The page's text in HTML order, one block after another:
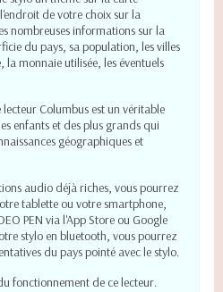
de votre choix sur la
nombreuses informations sur la
du pays, sa population, les villes
monnaie utilisée, les éventuels
Columbus est un véritable
enfants et des plus grands qui
géographiques et
audio déjà riches, vous pourrez
tablette ou votre smartphone,
PEN via l'App Store ou Google
stylo en bluetooth, vous pourrez
du pays pointé avec le stylo.
fonctionnement de ce lecteur.